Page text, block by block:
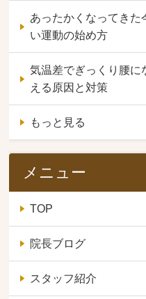
あったかくなってきた
い運動の始め方
気温差でぎっくり腰に
える原因と対策
もっと見る
メニュー
TOP
院長ブログ
スタッフ紹介